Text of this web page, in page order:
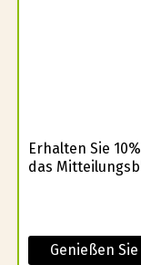
Erhalten Sie
das
Genießen